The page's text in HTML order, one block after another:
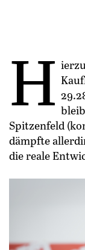
H
Spitzenfeld
dämpfte
die reale